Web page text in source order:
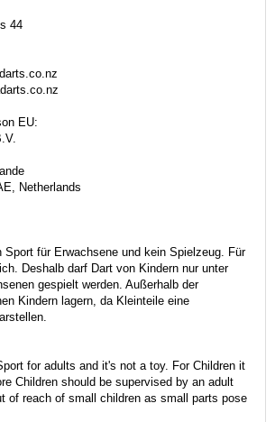
44
EU:
Netherlands
für Erwachsene und kein Spielzeug. Für
Deshalb darf Dart von Kindern nur unter
gespielt werden. Außerhalb der
Kindern lagern, da Kleinteile eine
for adults and it's not a toy. For Children it
Children should be supervised by an adult
of reach of small children as small parts pose